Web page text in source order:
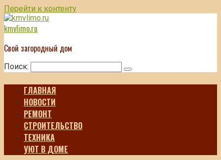
Перейти к контенту
kmvlimo.ru
Свой загородный дом
Поиск:
ГЛАВНАЯ
НОВОСТИ
РЕМОНТ
СТРОИТЕЛЬСТВО
ТЕХНИКА
УЮТ В ДОМЕ